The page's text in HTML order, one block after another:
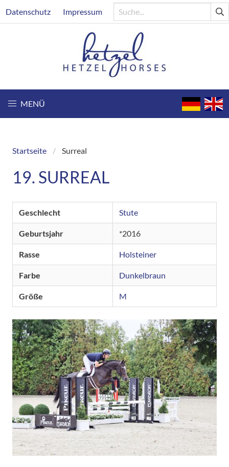
zum
Header
Datenschutz Impressum
MENÜ
Breadcrumb
Startseite Surreal
19. SURREAL
Geschlecht Stute
Geburtsjahr 2016
Rasse Holsteiner
Farbe Dunkelbraun
Größe M